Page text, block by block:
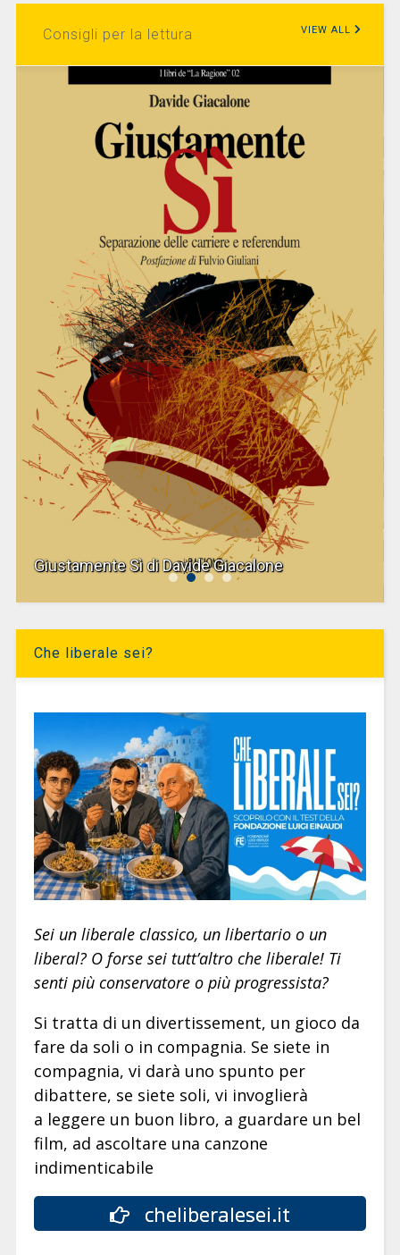
Consigli per la lettura VIEW ALL
Giustamente Sì di Davide Giacalone
Che liberale sei?
Sei un liberale classico, un libertario o un
liberal? O forse sei tutt’altro che liberale! Ti
senti più conservatore o più progressista?
Si tratta di un divertissement, un gioco da
fare da soli o in compagnia. Se siete in
compagnia, vi darà uno spunto per
dibattere, se siete soli, vi invoglierà
a leggere un buon libro, a guardare un bel
film, ad ascoltare una canzone
indimenticabile
cheliberalesei.it